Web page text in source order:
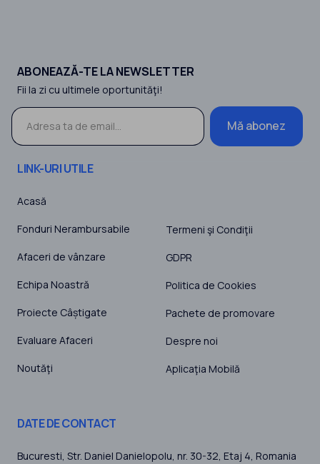
ABONEAZĂ-TE LA NEWSLETTER
Fii la zi cu ultimele oportunităţi!
Mă abonez
LINK-URI UTILE
Acasă
Fonduri Nerambursabile
Afaceri de vânzare
Echipa Noastră
Proiecte Câștigate
Evaluare Afaceri
Noutăţi
Termeni şi Condiţii
GDPR
Politica de Cookies
Pachete de promovare
Despre noi
Aplicaţia Mobilă
DATE DE CONTACT
Bucuresti, Str. Daniel Danielopolu, nr. 30-32, Etaj 4, Romania